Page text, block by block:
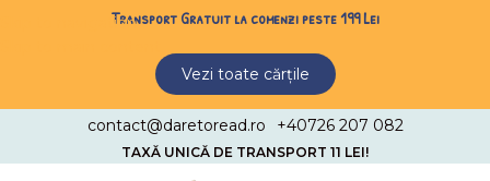
Skip to navigationTransport Gratuit la comenzi peste 199 Lei
Vezi toate cărțile
contact@daretoread.ro +40726 207 082
TAXĂ UNICĂ DE TRANSPORT 11 LEI!